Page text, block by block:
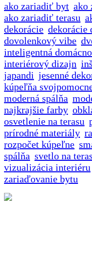
ako zariadiť byt ako
ako zariadiť terasu
dekorácie dekorácie
dovolenkový vibe
inteligentná
interiérový dizajn
japandi jesenné
kúpeľňa
moderná spálňa
najkrajšie farby
osvetlenie na terasu
prírodné materiály
rozpočet kúpeľne
spálňa svetlo na
vizualizácia interiéru
zariaďovanie bytu